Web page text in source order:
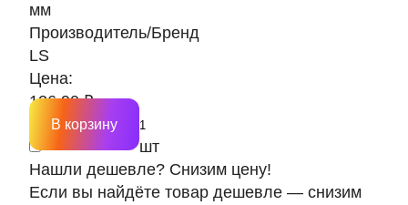
мм
Производитель/Бренд
LS
Цена:
126.90 ₽
шт
В корзину
Нашли дешевле? Снизим цену!
Если вы найдёте товар дешевле — снизим